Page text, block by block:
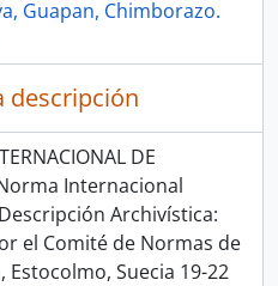
Guapan, Chimborazo.
descripción
DE
Internacional
Archivística:
el Comité de Normas de
Estocolmo, Suecia 19-22